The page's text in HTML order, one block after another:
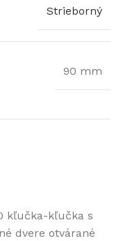
Strieborný
90 mm
kľučka-kľučka s
dvere otvárané